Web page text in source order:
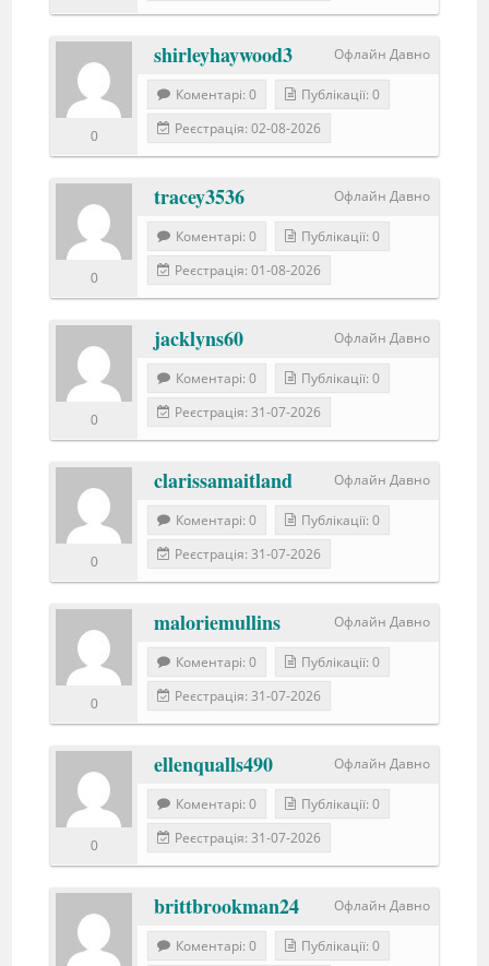
Офлайн Давно
shirleyhaywood3
0
Коментарі: 0
Публікації: 0
Реєстрація: 02-08-2026
Офлайн Давно
tracey3536
0
Коментарі: 0
Публікації: 0
Реєстрація: 01-08-2026
Офлайн Давно
jacklyns60
0
Коментарі: 0
Публікації: 0
Реєстрація: 31-07-2026
Офлайн Давно
clarissamaitland
0
Коментарі: 0
Публікації: 0
Реєстрація: 31-07-2026
Офлайн Давно
maloriemullins
0
Коментарі: 0
Публікації: 0
Реєстрація: 31-07-2026
Офлайн Давно
ellenqualls490
0
Коментарі: 0
Публікації: 0
Реєстрація: 31-07-2026
Офлайн Давно
brittbrookman24
Коментарі: 0 Публікації: 0